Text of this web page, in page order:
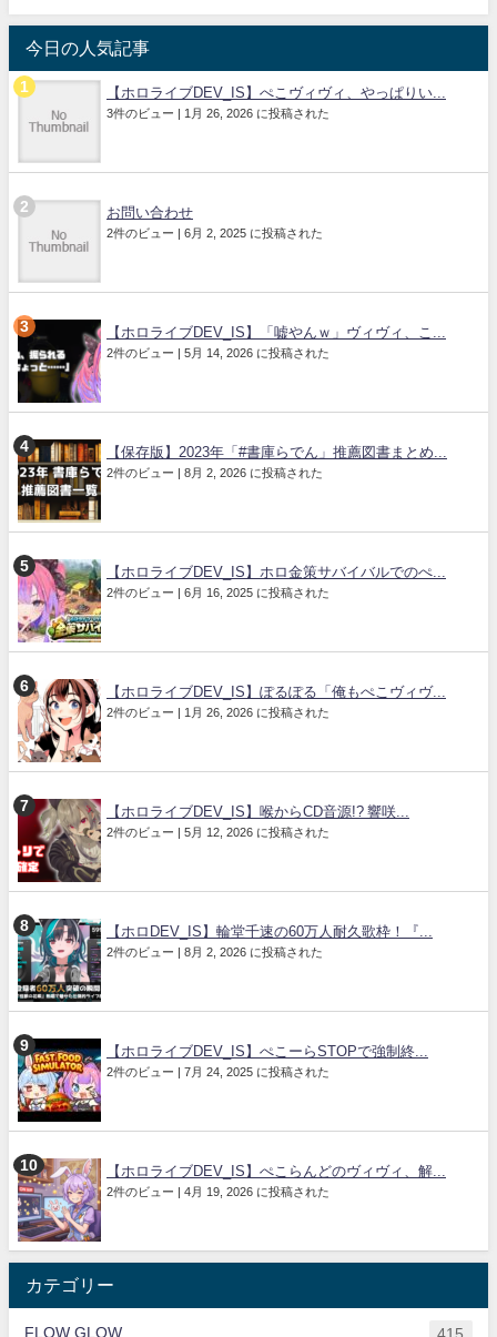
今日の人気記事
【ホロライブDEV_IS】ぺこヴィヴィ、やっぱりい...
3件のビュー | 1月 26, 2026 に投稿された
お問い合わせ
2件のビュー | 6月 2, 2025 に投稿された
【ホロライブDEV_IS】「嘘やんｗ」ヴィヴィ、こ...
2件のビュー | 5月 14, 2026 に投稿された
【保存版】2023年「#書庫らでん」推薦図書まとめ...
2件のビュー | 8月 2, 2026 に投稿された
【ホロライブDEV_IS】ホロ金策サバイバルでのぺ...
2件のビュー | 6月 16, 2025 に投稿された
【ホロライブDEV_IS】ぽるぽる「俺もぺこヴィヴ...
2件のビュー | 1月 26, 2026 に投稿された
【ホロライブDEV_IS】喉からCD音源!? 響咲...
2件のビュー | 5月 12, 2026 に投稿された
【ホロDEV_IS】輪堂千速の60万人耐久歌枠！『...
2件のビュー | 8月 2, 2026 に投稿された
【ホロライブDEV_IS】ぺこーらSTOPで強制終...
2件のビュー | 7月 24, 2025 に投稿された
【ホロライブDEV_IS】ぺこらんどのヴィヴィ、解...
2件のビュー | 4月 19, 2026 に投稿された
カテゴリー
FLOW GLOW